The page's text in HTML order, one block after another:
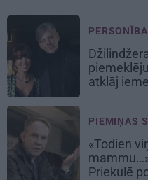
atklāj
PIEMIŅAS
«Todien
Priekulē